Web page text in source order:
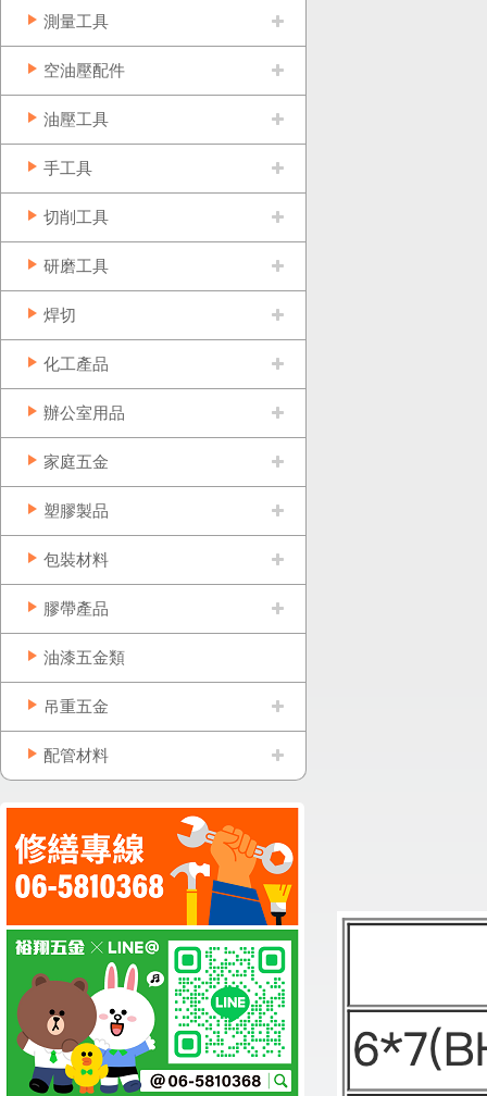
測量工具
空油壓配件
油壓工具
手工具
切削工具
研磨工具
焊切
化工產品
辦公室用品
家庭五金
塑膠製品
包裝材料
膠帶產品
油漆五金類
吊重五金
配管材料